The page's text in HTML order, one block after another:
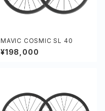
MAVIC COSMIC SL 40
¥198,000